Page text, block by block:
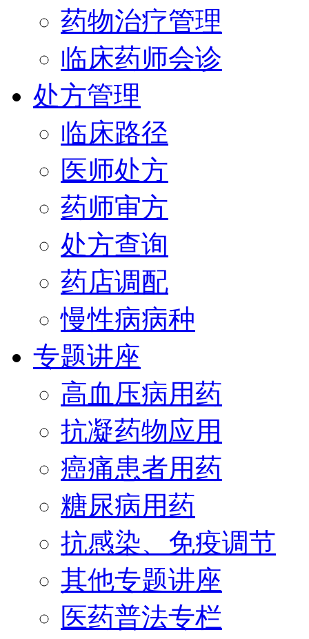
药物治疗管理
临床药师会诊
处方管理
临床路径
医师处方
药师审方
处方查询
药店调配
慢性病病种
专题讲座
高血压病用药
抗凝药物应用
癌痛患者用药
糖尿病用药
抗感染、免疫调节
其他专题讲座
医药普法专栏